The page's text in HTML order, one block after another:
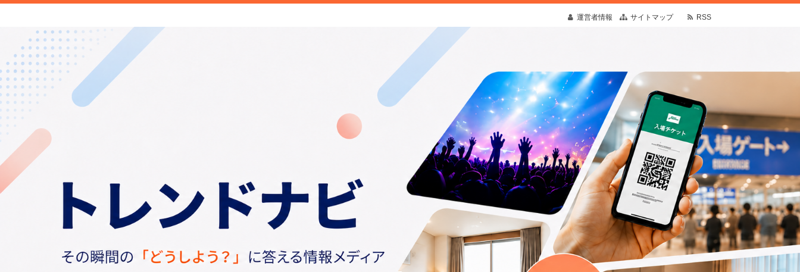
運営者情報 サイトマップ RSS
トレンドナビ｜旬の情報や話題の商品をお届けします
新商品や面白い話題など旬のトレンドをご紹介しています。みなさんが検索することこそトレンド。日常の疑問や予想外の出来事にも寄り添う情報を発
信します。